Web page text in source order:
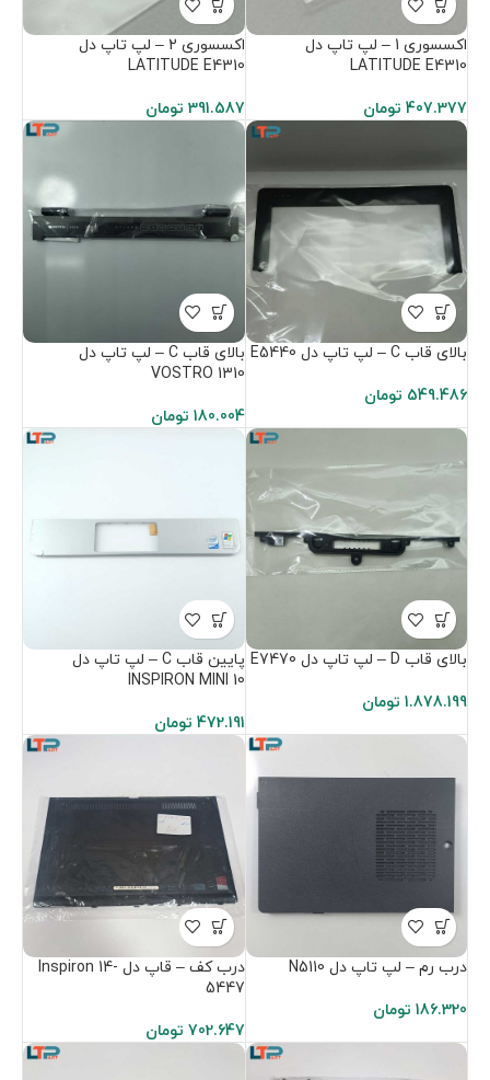
اکسسوری 1 – لپ تاپ دل
LATITUDE E4310
407.377 تومان
اکسسوری 2 – لپ تاپ دل
LATITUDE E4310
391.587 تومان
بالای قاب C – لپ تاپ دل E5440
549.486 تومان
بالای قاب C – لپ تاپ دل
VOSTRO 1310
180.004 تومان
بالای قاب D – لپ تاپ دل E7470
1.878.199 تومان
پایین قاب C – لپ تاپ دل
INSPIRON MINI 10
472.191 تومان
درب رم – لپ تاپ دل N5110
186.320 تومان
درب کف – قاپ دل Inspiron 14-
5447
702.647 تومان